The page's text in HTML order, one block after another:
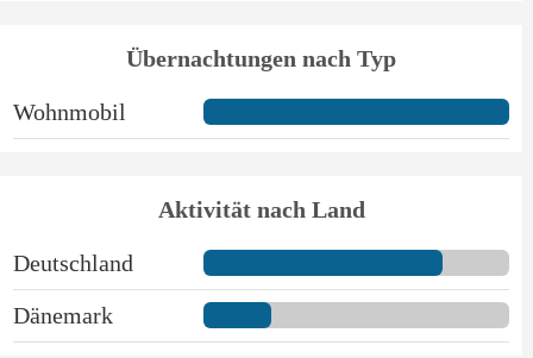
Übernachtungen nach Typ
Wohnmobil
Aktivität nach Land
Deutschland
Dänemark